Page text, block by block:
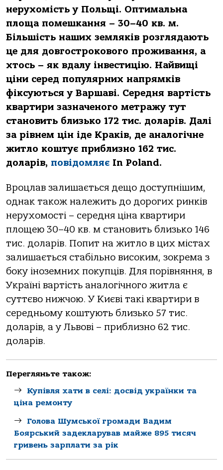
нерухомість у Польщі. Оптимальна
площа помешкання – 30–40 кв. м.
Більшість наших земляків розглядають
це для довгострокового проживання, а
хтось – як вдалу інвестицію. Найвищі
ціни серед популярних напрямків
фіксуються у Варшаві. Середня вартість
квартири зазначеного метражу тут
становить близько 172 тис. доларів. Далі
за рівнем цін іде Краків, де аналогічне
житло коштує приблизно 162 тис.
доларів, повідомляє In Poland.
Вроцлав залишається дещо доступнішим,
однак також належить до дорогих ринків
нерухомості – середня ціна квартири
площею 30–40 кв. м становить близько 146
тис. доларів. Попит на житло в цих містах
залишається стабільно високим, зокрема з
боку іноземних покупців. Для порівняння, в
Україні вартість аналогічного житла є
суттєво нижчою. У Києві такі квартири в
середньому коштують близько 57 тис.
доларів, а у Львові – приблизно 62 тис.
доларів.
Перегляньте також:
Купівля хати в селі: досвід українки та
ціна ремонту
Голова Шумської громади Вадим
Боярський задекларував майже 895 тисяч
гривень зарплати за рік